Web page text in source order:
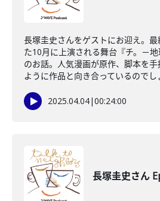
長塚圭史さんをゲストにお迎え。
た10月に上演される舞台『チ。－地
のお話。人気漫画が原作、脚本を
ように作品と向き合っているのでし
2025.04.04|00:24:00
長塚圭史さん